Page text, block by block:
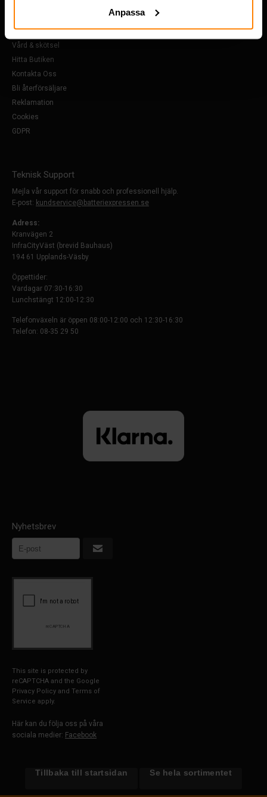
Anpassa
FAQ
Vård & skötsel
Hitta Butiken
Kontakta Oss
Bli återförsäljare
Reklamation
Cookies
GDPR
Teknisk Support
Mejla vår support för snabb och professionell hjälp.
E-post: kundservice@batteriexpressen.se
Adress:
Kranvägen 2
InfraCityVäst (brevid Bauhaus)
194 61 Upplands-Väsby
Öppettider:
Vardagar 07:30-16:30
Lunchstängt 12:00-12:30
Telefonväxeln är öppen 08:00-12:00 och 12:30-16:30
Telefon: 08-35 29 50
Nyhetsbrev
This site is protected by
reCAPTCHA and the Google
Privacy Policy and Terms of
Service apply.
Här kan du följa oss på våra
sociala medier: Facebook
Tillbaka till startsidan Se hela sortimentet